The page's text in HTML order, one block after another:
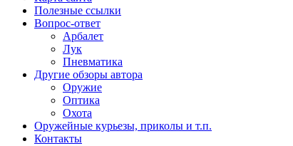
Полезные ссылки
Вопрос-ответ
Арбалет
Лук
Пневматика
Другие обзоры автора
Оружие
Оптика
Охота
Оружейные курьезы, приколы и т.п.
Контакты